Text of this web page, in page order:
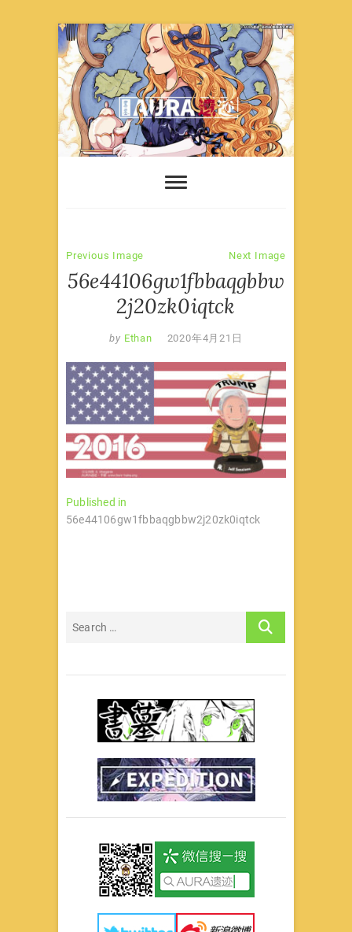
Skip
to
content
Previous Image Next Image
56e44106gw1fbbaqgbbw
2j20zk0iqtck
by Ethan 2020年4月21日
文
章
Published in
56e44106gw1fbbaqgbbw2j20zk0iqtck